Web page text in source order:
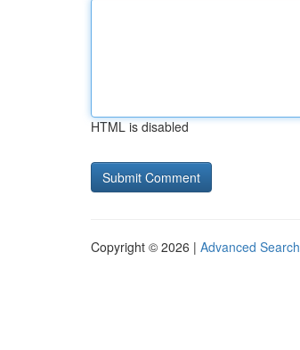
HTML is disabled
Copyright © 2026 | Advanced Search